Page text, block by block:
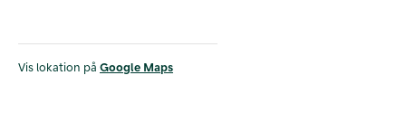
Vis lokation på Google Maps